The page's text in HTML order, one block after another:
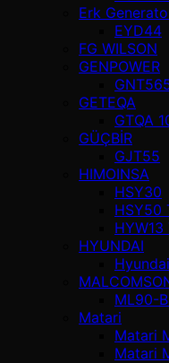
Erk
EYD44
FG WILSON
GENPOWER
GETEQA
GTQA
GÜÇBİR
GJT55
HIMOINSA
HSY30
HSY50
HYW13
HYUNDAI
ML90-
Matari
Matari
Matari